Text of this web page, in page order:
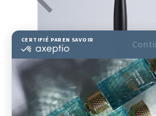
Rasoir Mach3 Hêtre noir